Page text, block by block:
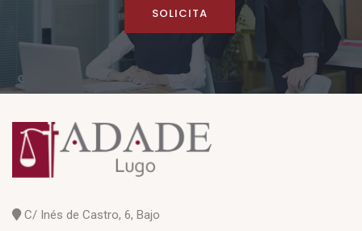
SOLICITA
C/ Inés de Castro, 6, Bajo